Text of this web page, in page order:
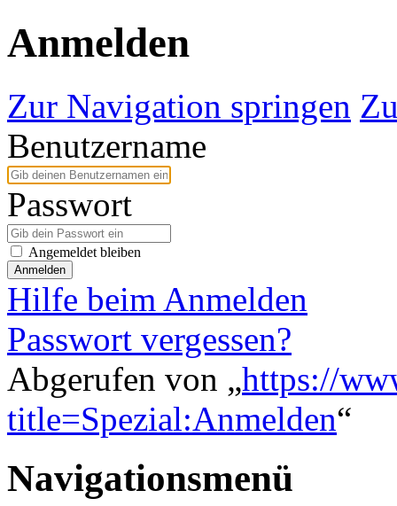
Anmelden
Zur Navigation springen
Benutzername
Passwort
Angemeldet bleiben
Anmelden
Hilfe beim Anmelden
Passwort vergessen?
Abgerufen von „https://
title=Spezial:Anmelden“
Navigationsmenü